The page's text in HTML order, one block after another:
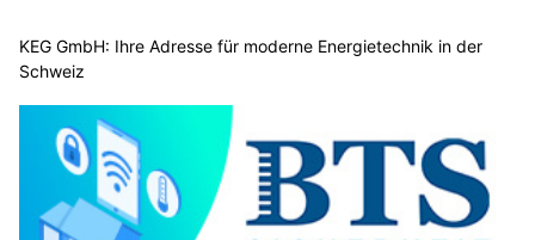
KEG GmbH: Ihre Adresse für moderne Energietechnik in der
Schweiz